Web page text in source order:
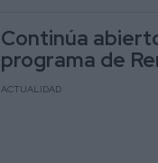
Continúa
programa de
ACTUALIDAD